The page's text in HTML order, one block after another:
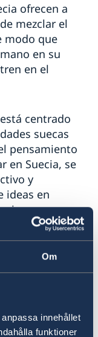
Om
innehållet
funktioner
ofrecen a
mezclar el
modo que
en su
en el
centrado
suecas
pensamiento
en Suecia, se
y
ideas en
de
y
un permiso